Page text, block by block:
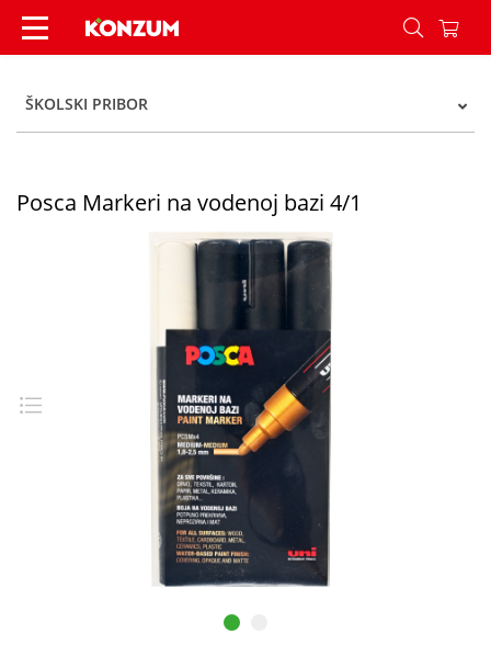
Posca Markeri na vodenoj bazi 4/1 - Konzum
ŠKOLSKI PRIBOR
Posca Markeri na vodenoj bazi 4/1